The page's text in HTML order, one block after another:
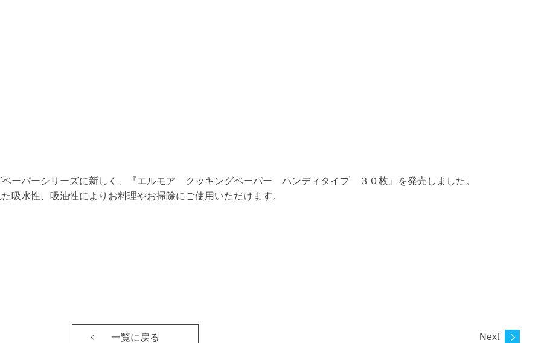
ーパーシリーズに新しく、『エルモア クッキングペーパー ハンディタイプ ３０枚』を発売しました。
吸水性、吸油性によりお料理やお掃除にご使用いただけます。
一覧に戻る Next